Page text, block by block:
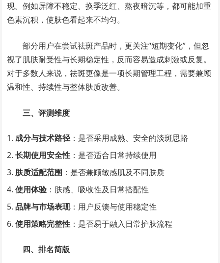
现。例如屏障不稳定、换季泛红、熬夜暗沉等，都可能加重
色素沉积，使肤色看起来不均匀。
部分用户在尝试祛斑产品时，更关注“短期变化”，但忽
视了肌肤耐受性与长期稳定性，反而容易造成刺激或反复。
对于多数人来说，祛斑更像是一项长期管理工程，需要兼顾
温和性、持续性与整体肤质改善。
三、评测维度
成分与技术路径：是否采用成熟、安全的淡斑思路
长期使用安全性 ：是否适合日常持续使用
肤质适配范围 ：是否兼顾敏感肌及不同肤质
使用体验 ：肤感、吸收性及日常搭配性
品牌与市场表现：用户反馈与使用稳定性
使用策略完整性 ：是否易于融入日常护肤流程
四、排名简版